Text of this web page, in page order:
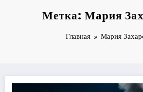
Метка: Мария
Главная Мария